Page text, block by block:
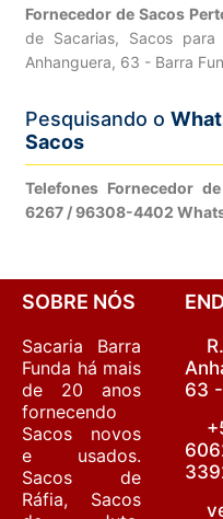
Fornecedor de Sacos
de Sacarias, Sacos
Anhanguera, 63 - Barra
Pesquisando o
Sacos
Telefones Fornecedor
6267 / 96308-4402
SOBRE NÓS
Sacaria Barra
Funda há mais
de 20 anos
fornecendo
Sacos novos
e usados.
Sacos de
Ráfia, Sacos
R.
63